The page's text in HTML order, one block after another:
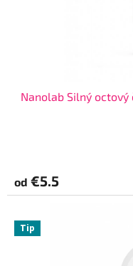
Nanolab Silný octový
od €5.5
Tip